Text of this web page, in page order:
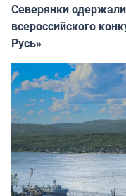
Северянки
всероссийского
Русь»